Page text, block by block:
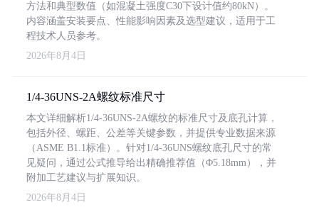
方法和典型数值（如混凝土强度C30下设计值约80kN）。
内容涵盖安装要点、性能影响因素及选型建议，适用于工
程技术人员参考。
2026年8月4日
1/4-36UNS-2A螺纹标准尺寸
本文详细解析1/4-36UNS-2A螺纹的标准尺寸及底孔计算，
包括外径、螺距、公差等关键参数，并提供专业数据来源
（ASME B1.1标准）。针对1/4-36UNS螺纹底孔尺寸的常
见疑问，通过公式推导给出精确推荐值（Φ5.18mm），并
附加工艺建议与扩展知识。
2026年8月4日